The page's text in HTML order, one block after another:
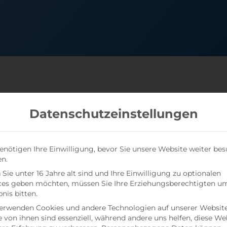
auch mit seiner Ware in den Verkehr bringt,
Zudem bestehen neue Prüfpflichten für
noch Waren und Services von Händler, Verkäufern
LUCID eingetragen sind.
der jeweiligen Verpackungsart und damit
Datenschutzeinstellungen
Ihre Einwilligung, bevor Sie unsere Website weiter
Sie unter 16 Jahre alt sind und Ihre Einwilligung zu optionalen
geben möchten, müssen Sie Ihre Erziehungsberechtigten
bitten.
Cookies und andere Technologien auf unserer
von ihnen sind essenziell, während andere uns helfen, diese